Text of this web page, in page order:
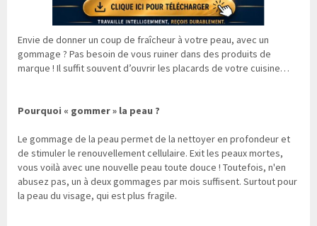
Envie de donner un coup de fraîcheur à votre peau, avec un
gommage ? Pas besoin de vous ruiner dans des produits de
marque ! Il suffit souvent d’ouvrir les placards de votre cuisine…
Pourquoi « gommer » la peau ?
Le gommage de la peau permet de la nettoyer en profondeur et
de stimuler le renouvellement cellulaire. Exit les peaux mortes,
vous voilà avec une nouvelle peau toute douce ! Toutefois, n'en
abusez pas, un à deux gommages par mois suffisent. Surtout pour
la peau du visage, qui est plus fragile.